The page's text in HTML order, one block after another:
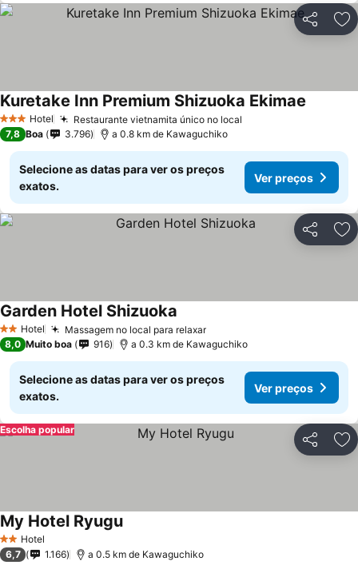
Partilhar
3 EstrelasHotel Restaurante vietnamita único no local
Kuretake Inn Premium Shizuoka Ekimae
7,8 Boa 3.796 a 0.8 km de Kawaguchiko
Selecione as datas para ver os preços
exatos.
Ver preços
Partilhar
2 Estrelas
Hotel Massagem no local para relaxar
Garden Hotel Shizuoka
8,0 Muito boa 916 a 0.3 km de Kawaguchiko
Selecione as datas para ver os preços
exatos.
Ver preços
Partilhar
Escolha popular
2 Estrelas
Hotel
My Hotel Ryugu
6,7 1.166 a 0.5 km de Kawaguchiko